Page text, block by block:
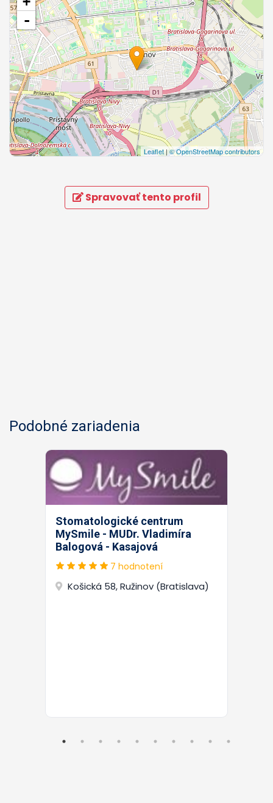
-
Leaflet |© OpenStreetMap contributors
Spravovať tento profil
Podobné zariadenia
Stomatologické centrum
MySmile - MUDr. Vladimíra
Balogová - Kasajová
7 hodnotení
Košická 58, Ružinov (Bratislava)